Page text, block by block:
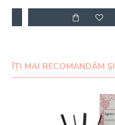
ÎȚI MAI RECOMANDĂM ȘI